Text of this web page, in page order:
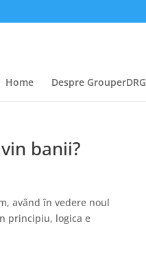
Home Despre GrouperDRG
banii?
având în vedere noul
principiu, logica e